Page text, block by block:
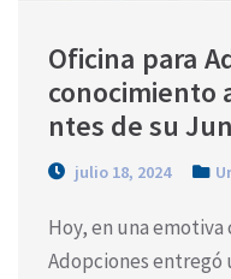
Oficina para
conocimiento
ntes de su
julio 18, 2024
Hoy, en una
Adopciones entregó